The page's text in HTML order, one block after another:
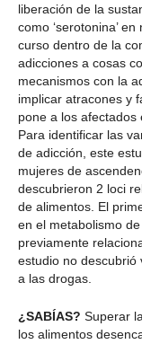
liberación de la
como ‘serotonina’
curso dentro de la
adicciones a cosas
mecanismos con la
implicar atracones y
pone a los afectados
Para identificar las
de adicción, este
mujeres de
descubrieron 2 loci
de alimentos. El
en el metabolismo
previamente
estudio no descubrió
a las drogas.
¿SABÍAS? Superar
los alimentos